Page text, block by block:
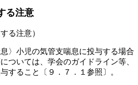
る注意
る注意）
〉小児の気管支喘息に投与する場合
ついては、学会のガイドライン等、
すること〔９．７．１参照〕。